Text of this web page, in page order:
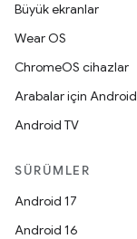
Büyük ekranlar
Wear OS
ChromeOS cihazlar
Arabalar için Android
Android TV
SÜRÜMLER
Android 17
Android 16